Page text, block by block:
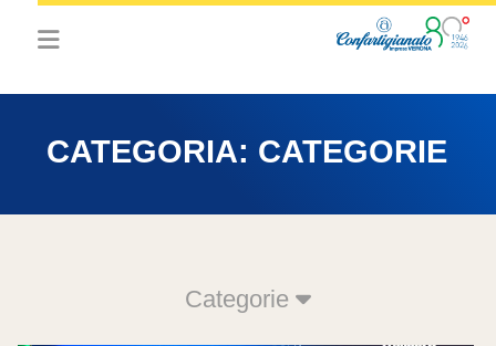
CATEGORIA: CATEGORIE
Categorie